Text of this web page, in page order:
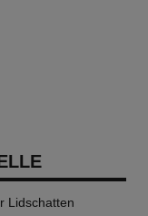
Lidschatten